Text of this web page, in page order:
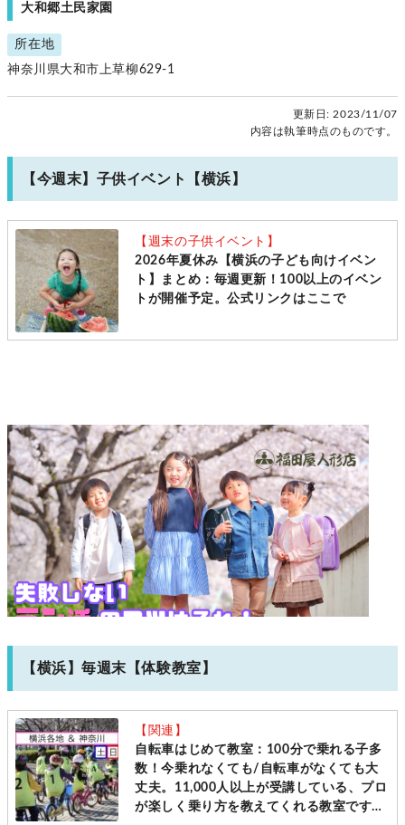
大和郷土民家園
所在地
神奈川県大和市上草柳629-1
更新日: 2023/11/07
内容は執筆時点のものです。
【今週末】子供イベント【横浜】
【週末の子供イベント】
2026年夏休み【横浜の子ども向けイベン
ト】まとめ：毎週更新！100以上のイベン
トが開催予定。公式リンクはここで
【横浜】毎週末【体験教室】
【関連】
自転車はじめて教室：100分で乗れる子多
数！今乗れなくても/自転車がなくても大
丈夫。11,000人以上が受講している、プロ
が楽しく乗り方を教えてくれる教室です